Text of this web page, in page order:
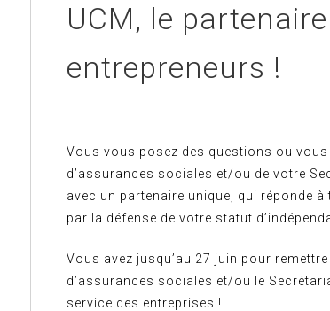
UCM, le
entrepreneurs !
Vous vous posez des questions ou
d’assurances sociales et/ou de votre
avec un partenaire unique, qui réponde
par la défense de votre statut
Vous avez jusqu’au 27 juin pour
d’assurances sociales et/ou le
service des entreprises !